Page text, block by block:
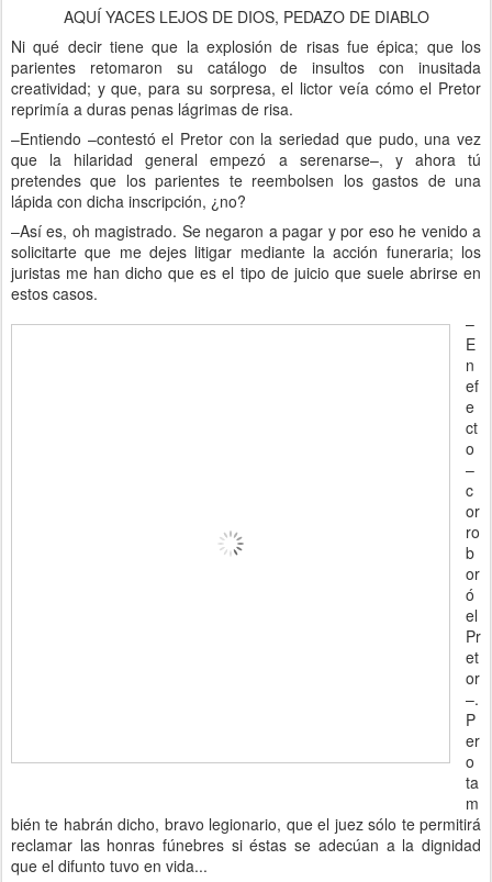
AQUÍ YACES LEJOS DE DIOS, PEDAZO DE DIABLO
Ni qué decir tiene que la explosión de risas fue épica; que los
parientes retomaron su catálogo de insultos con inusitada
creatividad; y que, para su sorpresa, el lictor veía cómo el Pretor
reprimía a duras penas lágrimas de risa.
–Entiendo –contestó el Pretor con la seriedad que pudo, una vez
que la hilaridad general empezó a serenarse–, y ahora tú
pretendes que los parientes te reembolsen los gastos de una
lápida con dicha inscripción, ¿no?
–Así es, oh magistrado. Se negaron a pagar y por eso he venido a
solicitarte que me dejes litigar mediante la acción funeraria; los
juristas me han dicho que es el tipo de juicio que suele abrirse en
estos casos.
–
E
n
ef
e
ct
o
–
c
or
ro
b
or
ó
el
Pr
et
or
–.
P
er
o
ta
m
bién te habrán dicho, bravo legionario, que el juez sólo te permitirá
reclamar las honras fúnebres si éstas se adecúan a la dignidad
que el difunto tuvo en vida...